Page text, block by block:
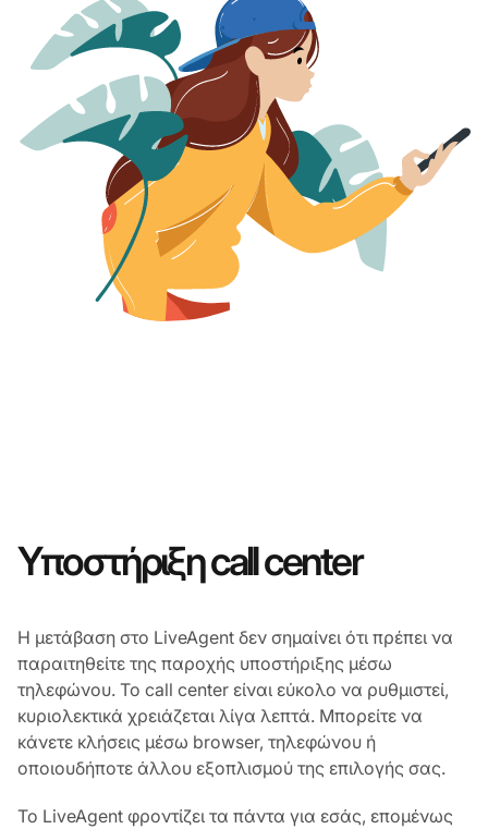
Υποστήριξη call center
Η μετάβαση στο LiveAgent δεν σημαίνει ότι πρέπει να
παραιτηθείτε της παροχής υποστήριξης μέσω
τηλεφώνου. Το call center είναι εύκολο να ρυθμιστεί,
κυριολεκτικά χρειάζεται λίγα λεπτά. Μπορείτε να
κάνετε κλήσεις μέσω browser, τηλεφώνου ή
οποιουδήποτε άλλου εξοπλισμού της επιλογής σας.
Το LiveAgent φροντίζει τα πάντα για εσάς, επομένως